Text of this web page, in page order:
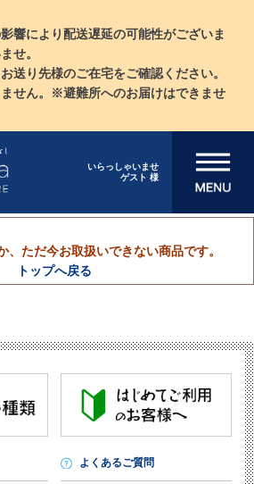
響により配送遅延の可能性がございま
せ。
送り先様のご在宅をご確認ください。
せん。※避難所へのお届けはできませ
いらっしゃいませ
ゲスト 様
メニューを開
、ただ今お取扱いできない商品です。
トップへ戻る
よくあるご質問